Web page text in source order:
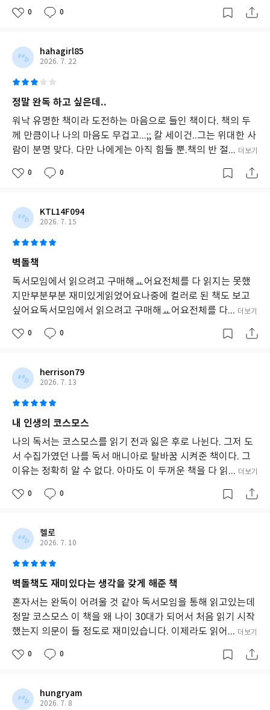
제
어
각
이
흥
미
롭
고
몰
입
가
독
자
게
깊
은
인
상
을
남
다.
우
주
서
의
인
류
의
위
치
지
의
미,
리
고
지
구
를
보
존
기
권
고
0 0
hahagirl85
2026. 7. 22
정말 완독 하고 싶은데..
워낙 유명한 책이라 도전하는 마음으로 들인 책이다. 책의 두
께 만큼이나 나의 마음도 무겁고...;; 칼 세이건..그는 위대한 사
람이 분명 맞다. 다만 나에게는 아직 힘들 뿐.책의 반 절... 더보기
0 0
KTL14F094
2026. 7. 15
벽돌책
독서모임에서 읽으려고 구매해ㅛ어요전체를 다 읽지는 못했
지만부분부분 재미있게읽었어요나중에 컬러로 된 책도 보고
싶어요독서모임에서 읽으려고 구매해ㅛ어요전체를 다... 더보기
0 0
herrison79
2026. 7. 13
내 인생의 코스모스
나의 독서는 코스모스를 읽기 전과 잃은 후로 나뉜다. 그저 도
서 수집가였던 나를 독서 매니아로 탈바꿈 시켜준 책이다. 그
이유는 정확히 알 수 없다. 아마도 이 두꺼운 책을 다 읽... 더보기
0 0
헬로
2026. 7. 10
벽돌책도 재미있다는 생각을 갖게 해준 책
혼자서는 완독이 어려울 것 같아 독서모임을 통해 읽고있는데
정말 코스모스 이 책을 왜 나이 30대가 되어서 처음 읽기 시작
했는지 의문이 들 정도로 재미있습니다. 이제라도 읽어... 더보기
0 0
hungryam
2026. 7. 8